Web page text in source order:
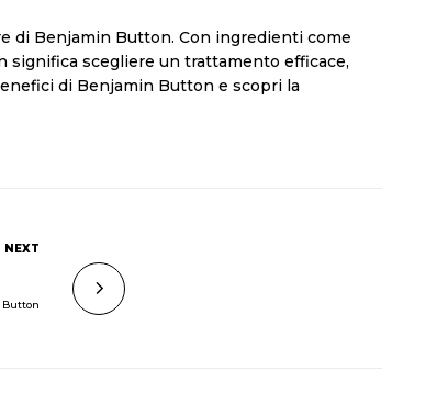
di Benjamin Button. Con ingredienti come
significa scegliere un trattamento efficace,
di Benjamin Button e scopri la
NEXT
Button